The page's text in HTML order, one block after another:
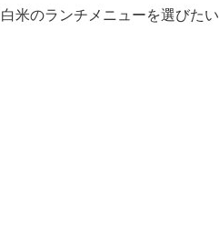
米のランチメニューを選びたい